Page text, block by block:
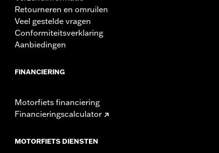
Retourneren en omruilen
Veel gestelde vragen
Conformiteitsverklaring
Aanbiedingen
FINANCIERING
Motorfiets financiering
Financieringscalculator
MOTORFIETS DIENSTEN